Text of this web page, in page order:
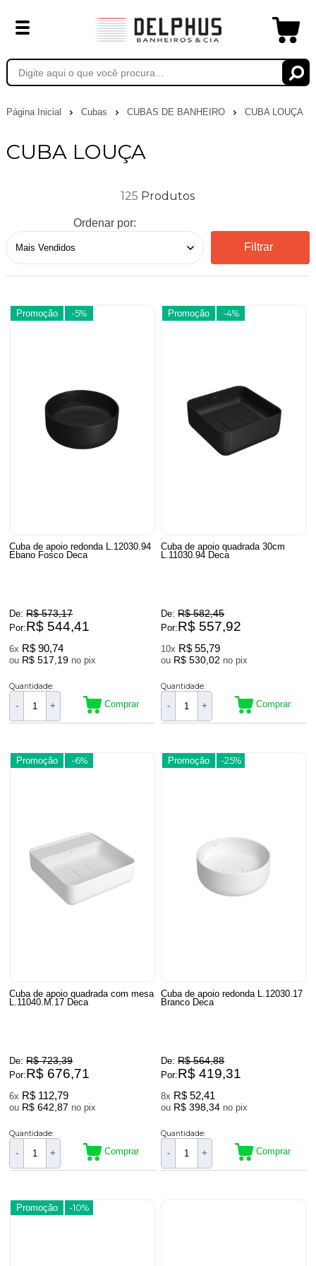
Página Inicial Cubas CUBAS DE BANHEIRO CUBA LOUÇA
CUBA LOUÇA
125
Ordenar por:
Filtrar
Promoção -5%
Cuba de apoio redonda L.12030.94
Ebano Fosco Deca
De: R$ 573,17
Por:R$ 544,41
6x R$ 90,74
ou R$ 517,19 no pix
Quantidade:
- + Comprar
Promoção -4%
Cuba de apoio quadrada 30cm
L.11030.94 Deca
De: R$ 582,45
Por:R$ 557,92
10x R$ 55,79
ou R$ 530,02 no pix
Quantidade:
- + Comprar
Promoção -6%
Cuba de apoio quadrada com mesa
L.11040.M.17 Deca
De: R$ 723,39
Por:R$ 676,71
6x R$ 112,79
ou R$ 642,87 no pix
Quantidade:
- + Comprar
Promoção -25%
Cuba de apoio redonda L.12030.17
Branco Deca
De: R$ 564,88
Por:R$ 419,31
8x R$ 52,41
ou R$ 398,34 no pix
Quantidade:
- + Comprar
Promoção -10%